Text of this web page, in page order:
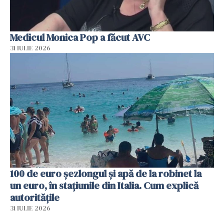
Medicul Monica Pop a făcut AVC
31 IULIE 2026
100 de euro șezlongul și apă de la robinet la
un euro, în stațiunile din Italia. Cum explică
autoritățile
31 IULIE 2026